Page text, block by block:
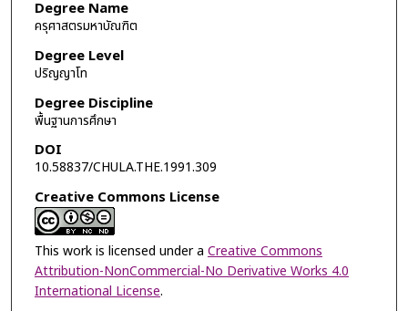
Degree Name
ครุศาสตรมหาบัณฑิต
Degree Level
ปริญญาโท
Degree Discipline
พื้นฐานการศึกษา
DOI
10.58837/CHULA.THE.1991.309
Creative Commons License
This work is licensed under a Creative Commons
Attribution-NonCommercial-No Derivative Works 4.0
International License.